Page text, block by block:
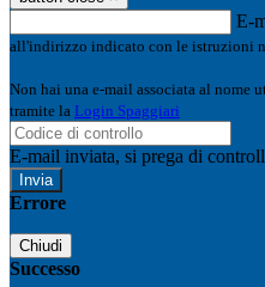
E-
all'indirizzo indicato con le istruzioni
Non hai una e-mail associata al nome
tramite la Login Spaggiari
E-mail inviata, si prega di
Errore
Chiudi
Successo